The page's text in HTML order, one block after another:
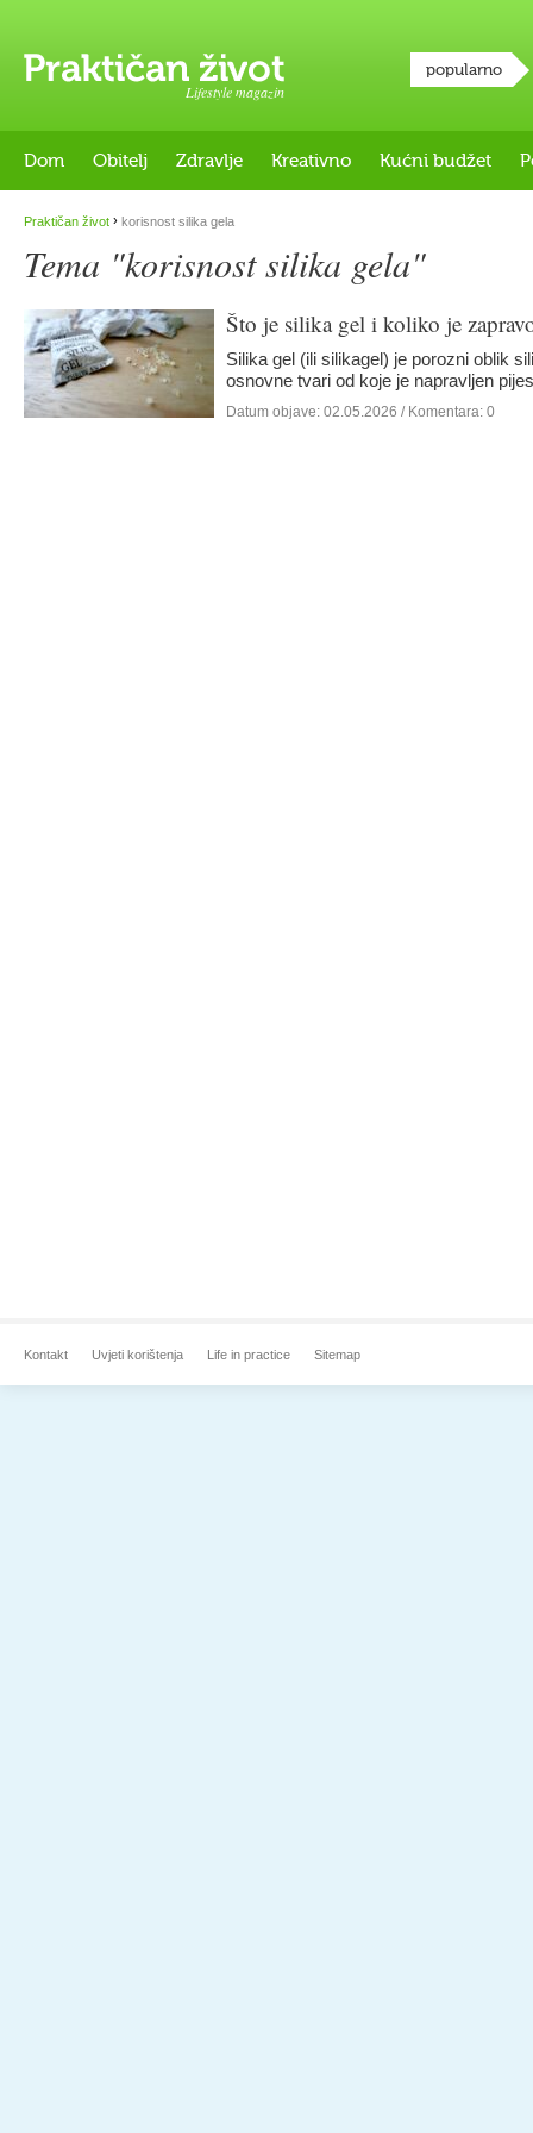
Lifestyle magazin
popularno
Dom Obitelj Zdravlje Kreativno Kućni budžet
Praktičan život › korisnost silika gela
Tema "korisnost silika gela"
Što je silika gel i koliko je
Silika gel (ili silikagel) je porozni oblik
osnovne tvari od koje je napravljen
Datum objave: 02.05.2026 / Komentara: 0
Kontakt Uvjeti korištenja Life in practice Sitemap